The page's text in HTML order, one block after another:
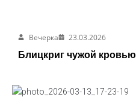
Вечерка
23.03.2026
Блицкриг чужой кровью